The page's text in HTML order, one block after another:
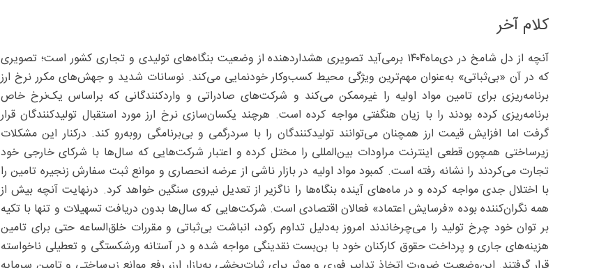
کلام آخر
آنچه از دل شامخ در دی‌ماه۱۴۰۴ برمی‌آید تصویری هشداردهنده از وضعیت بنگاه‌های تولیدی و تجاری کشور است؛ تصویری
که در آن «بی‌ثباتی» به‌عنوان مهم‌ترین ویژگی محیط کسب‌وکار خودنمایی می‌کند. نوسانات شدید و جهش‌های مکرر نرخ ارز
برنامه‌ریزی برای تامین مواد اولیه را غیرممکن می‌کند و شرکت‌های صادراتی و واردکنندگانی که براساس یک‌نرخ خاص
برنامه‌ریزی کرده بودند را با زیان هنگفتی مواجه کرده است. هرچند یکسان‌سازی نرخ ارز مورد استقبال تولیدکنندگان قرار
گرفت اما افزایش قیمت ارز همچنان می‌توانند تولیدکنندگان را با سردرگمی و بی‌برنامگی روبه‌رو کند. درکنار این مشکلات
زیرساختی همچون قطعی اینترنت مراودات بین‌المللی را مختل کرده و اعتبار شرکت‌هایی که سال‌ها با شرکای خارجی خود
تجارت می‌کردند را نشانه رفته است. کمبود مواد اولیه در بازار ناشی از عرضه انحصاری و موانع ثبت سفارش زنجیره تامین را
با اختلال جدی مواجه کرده و در ماه‌های آینده بنگاه‌ها را ناگزیر از تعدیل نیروی سنگین خواهد کرد. درنهایت آنچه بیش از
همه نگران‌کننده بوده «فرسایش اعتماد» فعالان اقتصادی است. شرکت‌هایی که سال‌ها بدون دریافت تسهیلات و تنها با تکیه
بر توان خود چرخ تولید را می‌چرخاندند امروز به‌دلیل تداوم رکود، انباشت بی‌ثباتی و مقررات خلق‌الساعه حتی برای تامین
هزینه‌های جاری و پرداخت حقوق کارکنان خود با بن‌بست نقدینگی مواجه شده و در آستانه ورشکستگی و تعطیلی ناخواسته